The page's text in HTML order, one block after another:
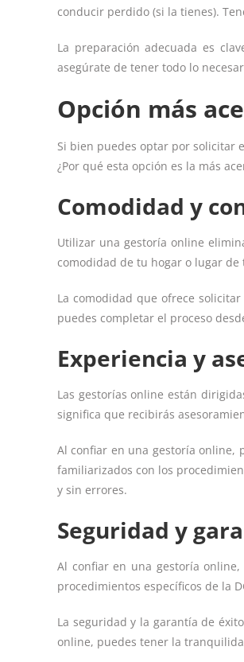
conducir perdido (si la tienes).
La preparación adecuada es
asegúrate de tener todo lo
Opción más
Si bien puedes optar por solicitar
¿Por qué esta opción es la más
Comodidad y
Utilizar una gestoría online
comodidad de tu hogar o lugar
La comodidad que ofrece
puedes completar el proceso
Experiencia y
Las gestorías online están
significa que recibirás
Al confiar en una gestoría online,
familiarizados con los
y sin errores.
Seguridad y
Al confiar en una gestoría
procedimientos específicos de la
La seguridad y la garantía de
online, puedes tener la